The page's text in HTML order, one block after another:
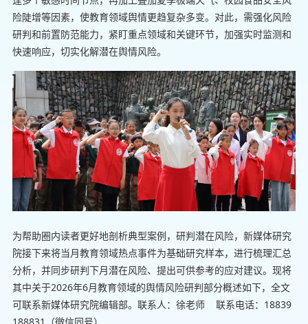
险陡增等因素，使教育领域舆情更趋复杂多变。对此，需强化风险
研判和前置防范能力，紧盯重点领域和关键环节，加强实时监测和
快速响应，切实化解潜在舆情风险。
为帮助圈内读者更好地剖析典型案例，研判潜在风险，新媒体研究
院接下来将当月教育领域热点事件为基础研究样本，进行梳理汇总
分析，并同步研判下月潜在风险、提出可供参考的应对建议。现将
其中关于2026年6月教育领域的舆情风险研判部分概述如下，全文
可联系新媒体研究院编辑部。联系人：徐老师 联系电话：18839